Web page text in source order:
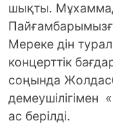
шықты.
Мереке дін
концерттік
соңында
демеушілігімен
ас берілді.